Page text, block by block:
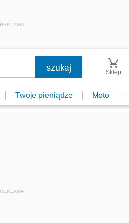
REKLAMA
Sklep
Twoje pieniądze Moto